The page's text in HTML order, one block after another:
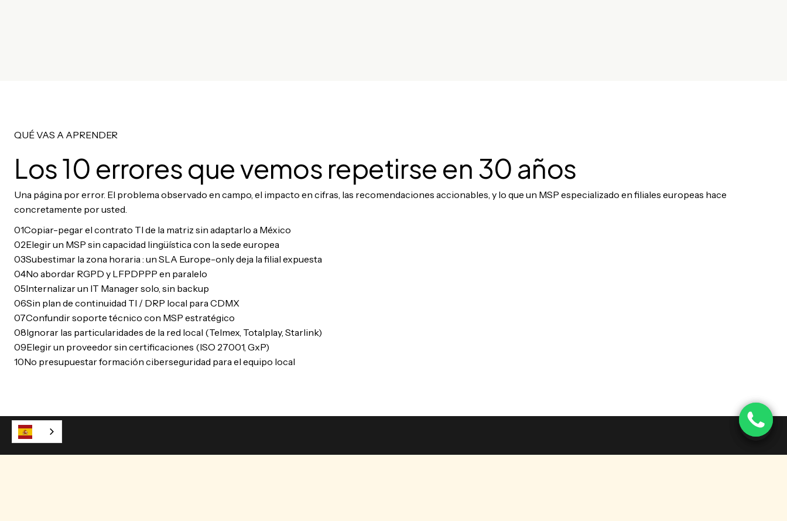
QUÉ VAS A APRENDER
Los 10 errores que vemos repetirse en 30 años
Una página por error. El problema observado en campo, el impacto en cifras, las recomendaciones accionables, y lo que un MSP especializado en filiales europeas hace
concretamente por usted.
01Copiar-pegar el contrato TI de la matriz sin adaptarlo a México
02Elegir un MSP sin capacidad lingüística con la sede europea
03Subestimar la zona horaria : un SLA Europe-only deja la filial expuesta
04No abordar RGPD y LFPDPPP en paralelo
05Internalizar un IT Manager solo, sin backup
06Sin plan de continuidad TI / DRP local para CDMX
07Confundir soporte técnico con MSP estratégico
08Ignorar las particularidades de la red local (Telmex, Totalplay, Starlink)
09Elegir un proveedor sin certificaciones (ISO 27001, GxP)
10No presupuestar formación ciberseguridad para el equipo local